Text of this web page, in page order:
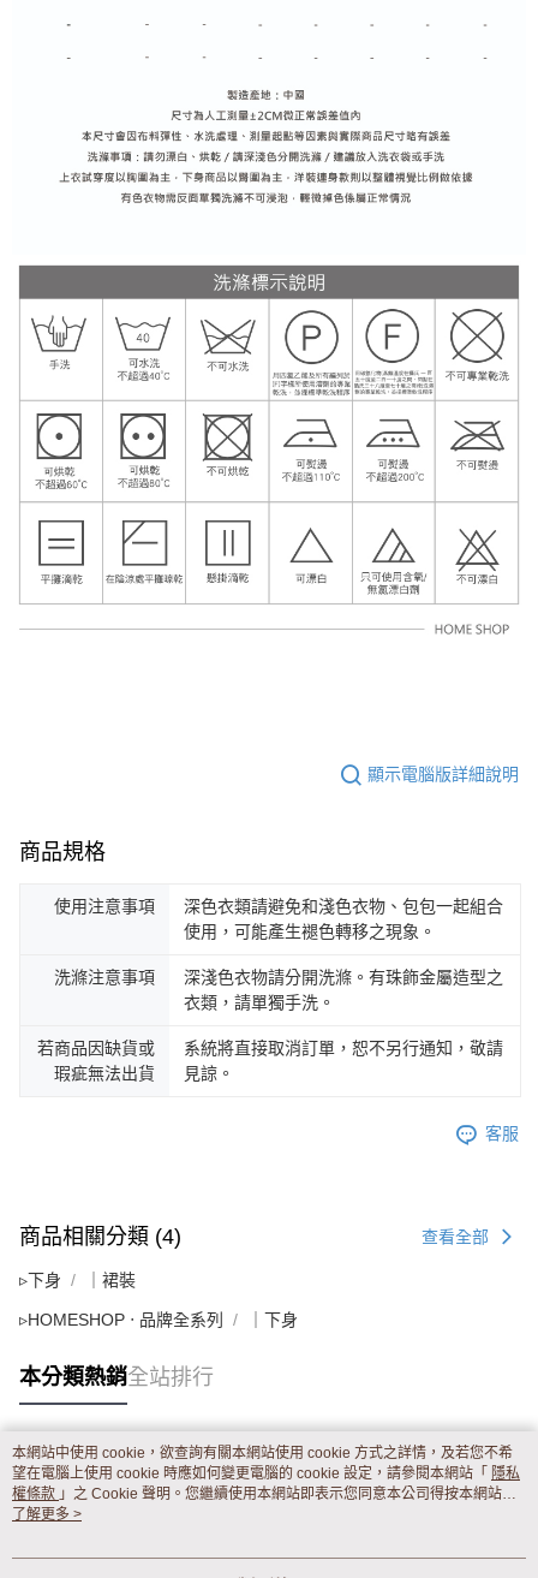
顯示電腦版詳細說明
商品規格
使用注意事項
深色衣類請避免和淺色衣物、包包一起組合
使用，可能產生褪色轉移之現象。
洗滌注意事項
深淺色衣物請分開洗滌。有珠飾金屬造型之
衣類，請單獨手洗。
若商品因缺貨或
瑕疵無法出貨
系統將直接取消訂單，恕不另行通知，敬請
見諒。
客服
商品相關分類 (4) 查看全部
▹下身 ｜裙裝
▹HOMESHOP ‧ 品牌全系列 ｜下身
本分類熱銷全站排行
熱門標籤
本網站中使用 cookie，欲查詢有關本網站使用 cookie 方式之詳情，及若您不希
望在電腦上使用 cookie 時應如何變更電腦的 cookie 設定，請參閱本網站「 隱私
權條款 」之 Cookie 聲明。您繼續使用本網站即表示您同意本公司得按本網站使
用條款之 Cookie 聲明使用 cookie。
了解更多 >